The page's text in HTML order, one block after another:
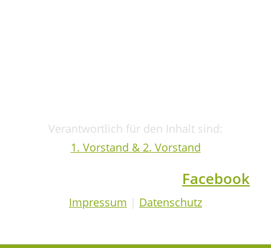
Verantwortlich für den Inhalt sind:
1. Vorstand & 2. Vorstand
Facebook
Impressum Datenschutz